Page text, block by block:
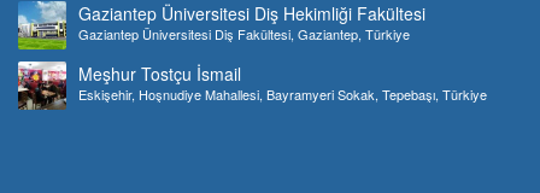
Gaziantep Üniversitesi Diş Hekimliği Fakültesi
Gaziantep Üniversitesi Diş Fakültesi, Gaziantep, Türkiye
Meşhur Tostçu İsmail
Eskişehir, Hoşnudiye Mahallesi, Bayramyeri Sokak, Tepebaşı, Türkiye